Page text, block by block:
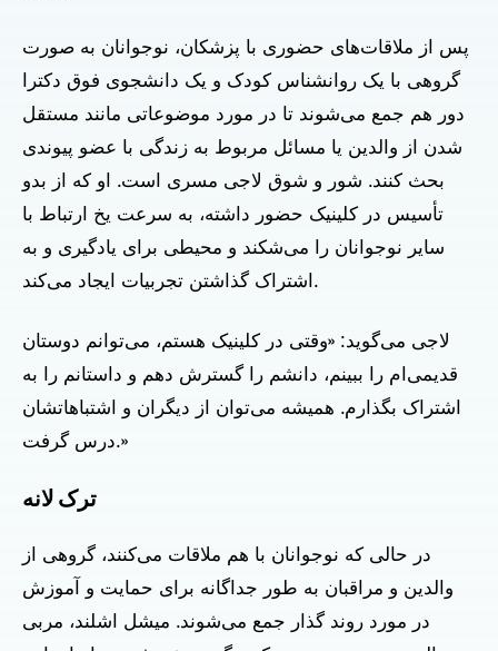
پس از ملاقات‌های حضوری با پزشکان، نوجوانان به صورت
گروهی با یک روانشناس کودک و یک دانشجوی فوق دکترا
دور هم جمع می‌شوند تا در مورد موضوعاتی مانند مستقل
شدن از والدین یا مسائل مربوط به زندگی با عضو پیوندی
بحث کنند. شور و شوق لاجی مسری است. او که از بدو
تأسیس در کلینیک حضور داشته، به سرعت یخ ارتباط با
سایر نوجوانان را می‌شکند و محیطی برای یادگیری و به
اشتراک گذاشتن تجربیات ایجاد می‌کند.
لاجی می‌گوید: «وقتی در کلینیک هستم، می‌توانم دوستان
قدیمی‌ام را ببینم، دانشم را گسترش دهم و داستانم را به
اشتراک بگذارم. همیشه می‌توان از دیگران و اشتباهاتشان
درس گرفت.»
ترک لانه
در حالی که نوجوانان با هم ملاقات می‌کنند، گروهی از
والدین و مراقبان به طور جداگانه برای حمایت و آموزش
در مورد روند گذار جمع می‌شوند. میشل اشلند، مربی